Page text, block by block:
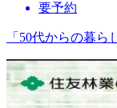
要予約
「50代からの暮